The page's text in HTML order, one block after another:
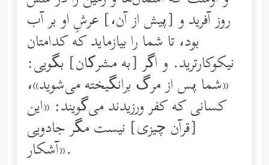
روز آفرید و [پیش از آن،] عرشِ او بر آب
بود، تا شما را بیازماید كه كدامتان
نیكوكارترید. و اگر [به مشرکان] بگویى:
«شما پس از مرگ برانگیخته مى‌شوید»،
كسانى كه كفر ورزیدند می‌گویند: «این
[قرآن چیزی] نیست مگر جادویی
آشكار».